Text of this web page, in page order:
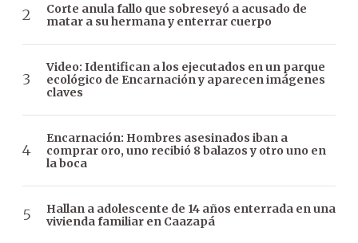
Corte anula fallo que sobreseyó a acusado de
matar a su hermana y enterrar cuerpo
Video: Identifican a los ejecutados en un parque
ecológico de Encarnación y aparecen imágenes
claves
Encarnación: Hombres asesinados iban a
comprar oro, uno recibió 8 balazos y otro uno en
la boca
Hallan a adolescente de 14 años enterrada en una
vivienda familiar en Caazapá